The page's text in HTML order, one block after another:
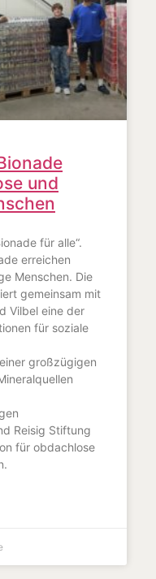
und
für alle“.
erreichen
Menschen. Die
gemeinsam mit
Vilbel eine der
für soziale
großzügigen
Reisig Stiftung
für obdachlose